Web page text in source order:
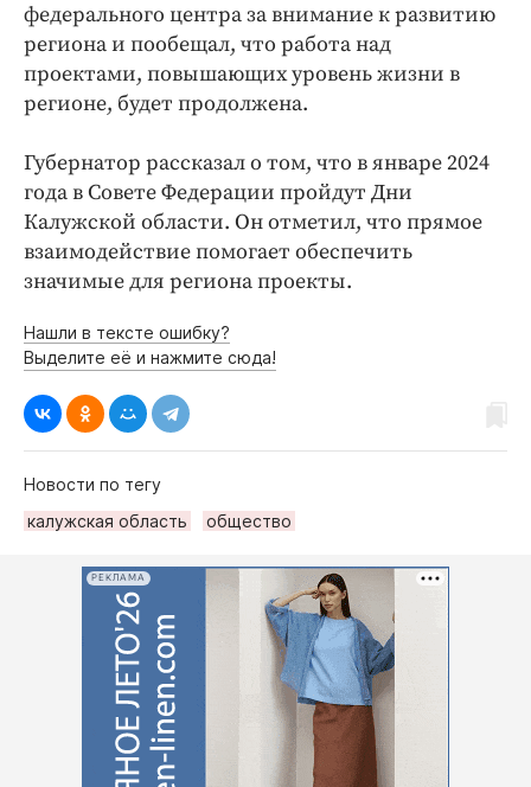
федерального центра за внимание к развитию
региона и пообещал, что работа над
проектами, повышающих уровень жизни в
регионе, будет продолжена.
Губернатор рассказал о том, что в январе 2024
года в Совете Федерации пройдут Дни
Калужской области. Он отметил, что прямое
взаимодействие помогает обеспечить
значимые для региона проекты.
Нашли в тексте ошибку?
Выделите её и нажмите сюда!
Новости по тегу
калужская область
общество
РЕКЛАМА